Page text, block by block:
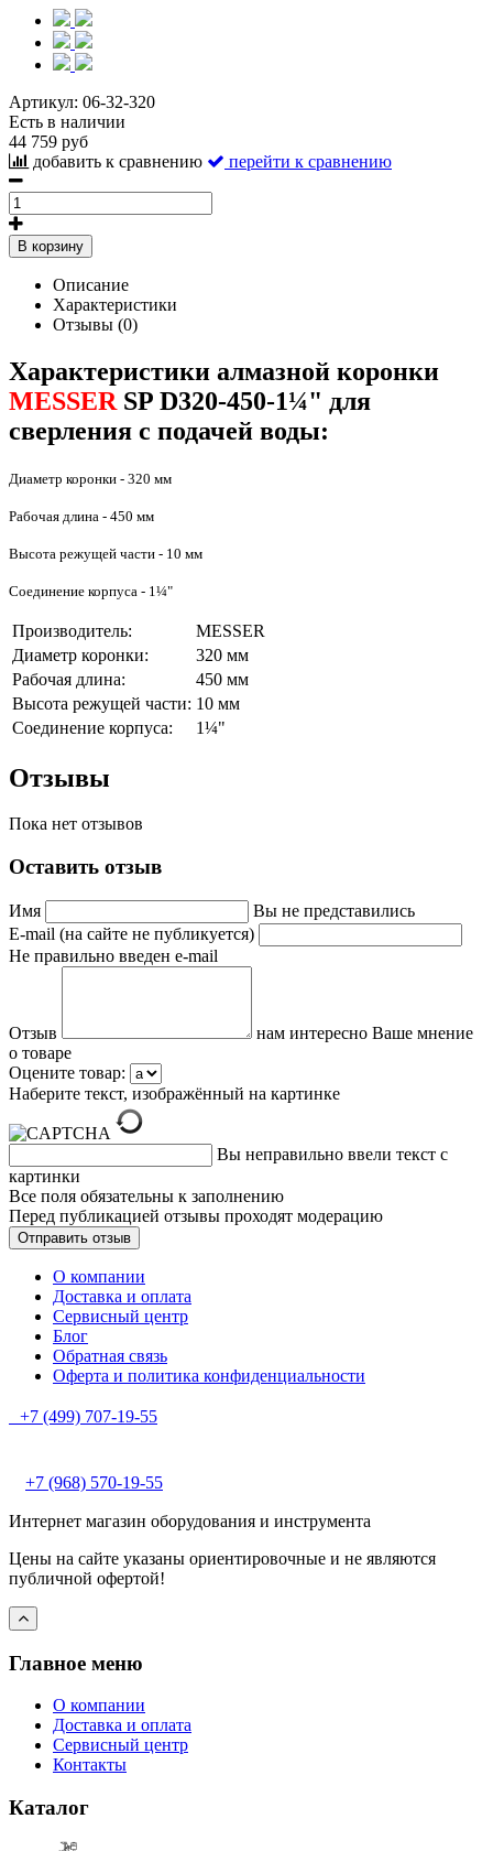
Артикул: 06-32-320
Есть в наличии
44 759 руб
добавить к сравнению
перейти к сравнению
В корзину
Описание
Характеристики
Отзывы (0)
Характеристики алмазной коронки
MESSER SP D320-450-1¼" для
сверления с подачей воды:
Диаметр коронки - 320 мм
Рабочая длина - 450 мм
Высота режущей части - 10 мм
Соединение корпуса - 1¼"
Производитель:
MESSER
Диаметр коронки:
320 мм
Рабочая длина:
450 мм
Высота режущей части: 10 мм
Соединение корпуса:
1¼"
Отзывы
Пока нет отзывов
Оставить отзыв
Имя
Вы не представились
E-mail (на сайте не публикуется)
Не правильно введен e-mail
Отзыв
нам интересно Ваше мнение
о товаре
Оцените товар:
Наберите текст, изображённый на картинке
Вы неправильно ввели текст с
картинки
Все поля обязательны к заполнению
Перед публикацией отзывы проходят модерацию
О компании
Доставка и оплата
Сервисный центр
Блог
Обратная связь
Оферта и политика конфиденциальности
+7 (499) 707-19-55
+7 (968) 570-19-55
Интернет магазин оборудования и инструмента
Цены на сайте указаны ориентировочные и не являются
публичной офертой!
Главное меню
О компании
Доставка и оплата
Сервисный центр
Контакты
Каталог